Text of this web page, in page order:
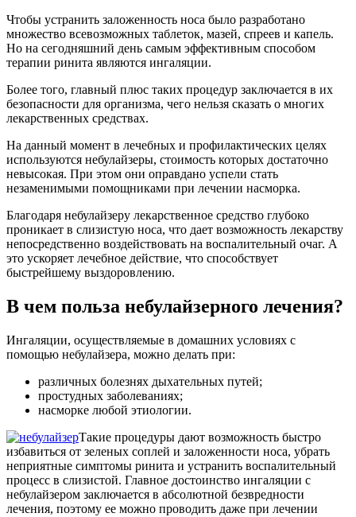
Чтобы устранить заложенность носа было разработано
множество всевозможных таблеток, мазей, спреев и капель.
Но на сегодняшний день самым эффективным способом
терапии ринита являются ингаляции.
Более того, главный плюс таких процедур заключается в их
безопасности для организма, чего нельзя сказать о многих
лекарственных средствах.
На данный момент в лечебных и профилактических целях
используются небулайзеры, стоимость которых достаточно
невысокая. При этом они оправдано успели стать
незаменимыми помощниками при лечении насморка.
Благодаря небулайзеру лекарственное средство глубоко
проникает в слизистую носа, что дает возможность лекарству
непосредственно воздействовать на воспалительный очаг. А
это ускоряет лечебное действие, что способствует
быстрейшему выздоровлению.
В чем польза небулайзерного лечения?
Ингаляции, осуществляемые в домашних условиях с
помощью небулайзера, можно делать при:
различных болезнях дыхательных путей;
простудных заболеваниях;
насморке любой этиологии.
Такие процедуры дают возможность быстро
избавиться от зеленых соплей и заложенности носа, убрать
неприятные симптомы ринита и устранить воспалительный
процесс в слизистой. Главное достоинство ингаляции с
небулайзером заключается в абсолютной безвредности
лечения, поэтому ее можно проводить даже при лечении